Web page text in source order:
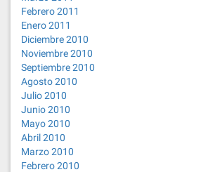
Febrero 2011
Enero 2011
Diciembre 2010
Noviembre 2010
Septiembre 2010
Agosto 2010
Julio 2010
Junio 2010
Mayo 2010
Abril 2010
Marzo 2010
Febrero 2010